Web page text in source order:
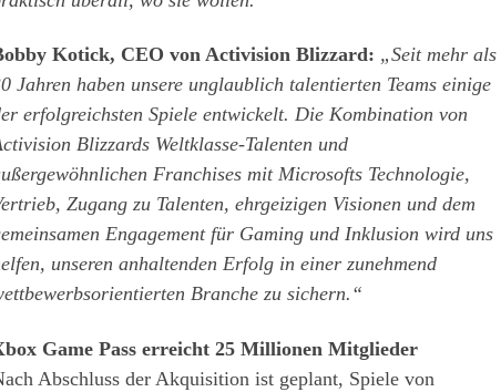
Kotick, CEO von Activision Blizzard: „Seit mehr als
Jahren haben unsere unglaublich talentierten Teams einige
erfolgreichsten Spiele entwickelt. Die Kombination von
Blizzards Weltklasse-Talenten und
Franchises mit Microsofts Technologie,
Zugang zu Talenten, ehrgeizigen Visionen und dem
Engagement für Gaming und Inklusion wird uns
unseren anhaltenden Erfolg in einer zunehmend
Branche zu sichern.“
Game Pass erreicht 25 Millionen Mitglieder
Abschluss der Akquisition ist geplant, Spiele von